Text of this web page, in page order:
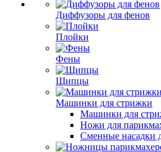
Диффузоры для фенов
Плойки
Фены
Щипцы
Машинки для стрижки
Машинки для
Ножи для
Сменные насадки